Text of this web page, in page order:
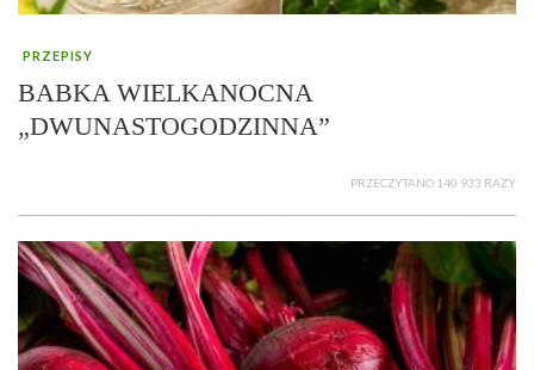
PRZEPISY
BABKA WIELKANOCNA
„DWUNASTOGODZINNA”
PRZECZYTANO 140 933 RAZY